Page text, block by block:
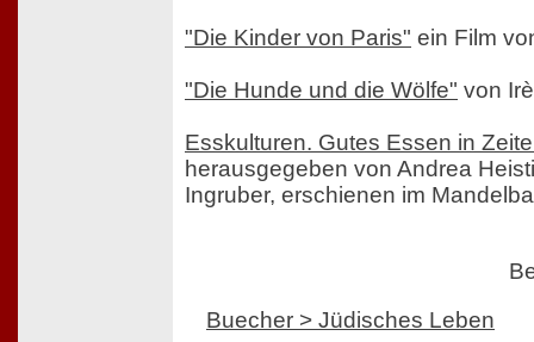
"Die Kinder von Paris" ein Film
"Die Hunde und die Wölfe" von
Esskulturen. Gutes Essen in
herausgegeben von Andrea
Ingruber, erschienen im
Buecher > Jüdisches Leben